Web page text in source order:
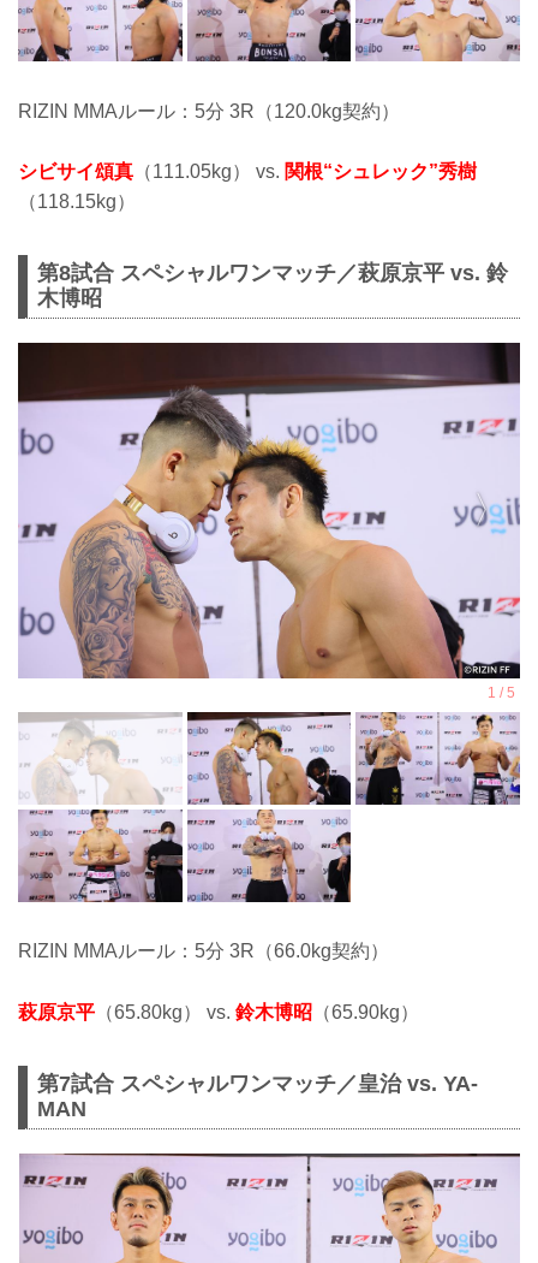
RIZIN MMAルール：5分 3R（120.0kg契約）
シビサイ頌真 （111.05kg） vs. 関根“シュレック”秀樹
（118.15kg）
第8試合 スペシャルワンマッチ／萩原京平 vs. 鈴
木博昭
RIZIN MMAルール：5分 3R（66.0kg契約）
萩原京平 （65.80kg） vs. 鈴木博昭 （65.90kg）
第7試合 スペシャルワンマッチ／皇治 vs. YA-
MAN